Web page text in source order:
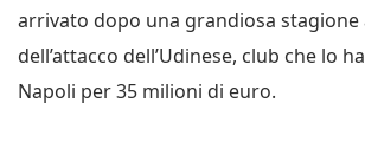
arrivato dopo una grandiosa stagione
dell’attacco dell’Udinese, club che lo
Napoli per 35 milioni di euro.